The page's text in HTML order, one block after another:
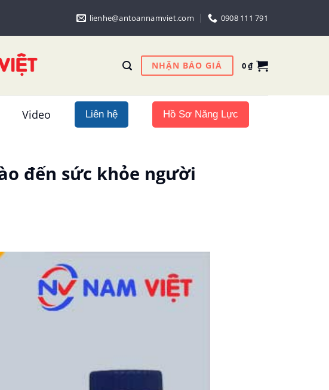
lienhe@antoannamviet.com 0908 111 791
NHẬN BÁO GIÁ 0₫
Video Liên hệ Hồ Sơ Năng Lực
đến sức khỏe người